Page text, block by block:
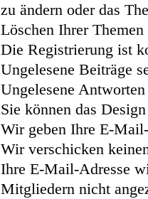
zu ändern oder das
Löschen Ihrer
Die Registrierung ist
Ungelesene Beiträge
Ungelesene
Sie können das
Wir geben Ihre E-
Wir verschicken
Ihre E-Mail-Adresse
Mitgliedern nicht